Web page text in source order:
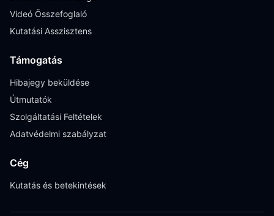
Videó Összefoglaló
Kutatási Asszisztens
Támogatás
Hibajegy beküldése
Útmutatók
Szolgáltatási Feltételek
Adatvédelmi szabályzat
Cég
Kutatás és betekintések